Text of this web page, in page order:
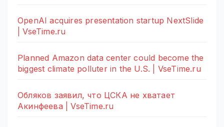
OpenAI acquires presentation startup NextSlide
| VseTime.ru
Planned Amazon data center could become the
biggest climate polluter in the U.S. | VseTime.ru
Обляков заявил, что ЦСКА не хватает
Акинфеева | VseTime.ru